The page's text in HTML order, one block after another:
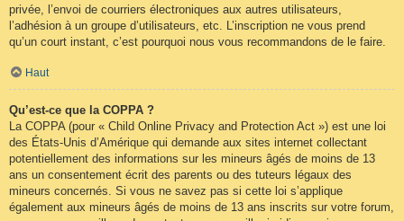
privée, l’envoi de courriers électroniques aux autres utilisateurs,
l’adhésion à un groupe d’utilisateurs, etc. L’inscription ne vous prend
qu’un court instant, c’est pourquoi nous vous recommandons de le faire.
Haut
Qu’est-ce que la COPPA ?
La COPPA (pour « Child Online Privacy and Protection Act ») est une loi
des États-Unis d’Amérique qui demande aux sites internet collectant
potentiellement des informations sur les mineurs âgés de moins de 13
ans un consentement écrit des parents ou des tuteurs légaux des
mineurs concernés. Si vous ne savez pas si cette loi s’applique
également aux mineurs âgés de moins de 13 ans inscrits sur votre forum,